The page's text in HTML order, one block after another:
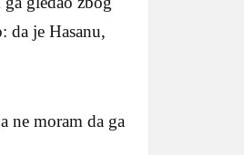
da je Hasanu,
ne moram da ga